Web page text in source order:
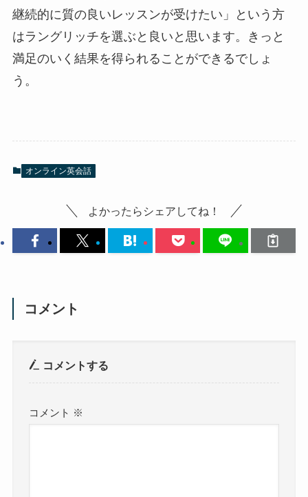
継続的に質の良いレッスンが受けたい」という方
はラングリッチを選ぶと良いと思います。きっと
満足のいく結果を得られることができるでしょ
う。
オンライン英会話
よかったらシェアしてね！
コメント
コメントする
コメント ※